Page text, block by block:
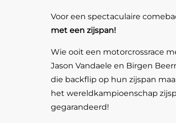
Voor een spectaculaire
met een zijspan!
Wie ooit een motorcrossrace
Jason Vandaele en Birgen
die backflip op hun zijspan
het wereldkampioenschap
gegarandeerd!